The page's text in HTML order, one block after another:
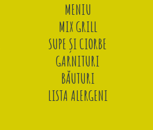
MENIU
MIX GRILL
SUPE ȘI CIORBE
GARNITURI
BĂUTURI
LISTA ALERGENI